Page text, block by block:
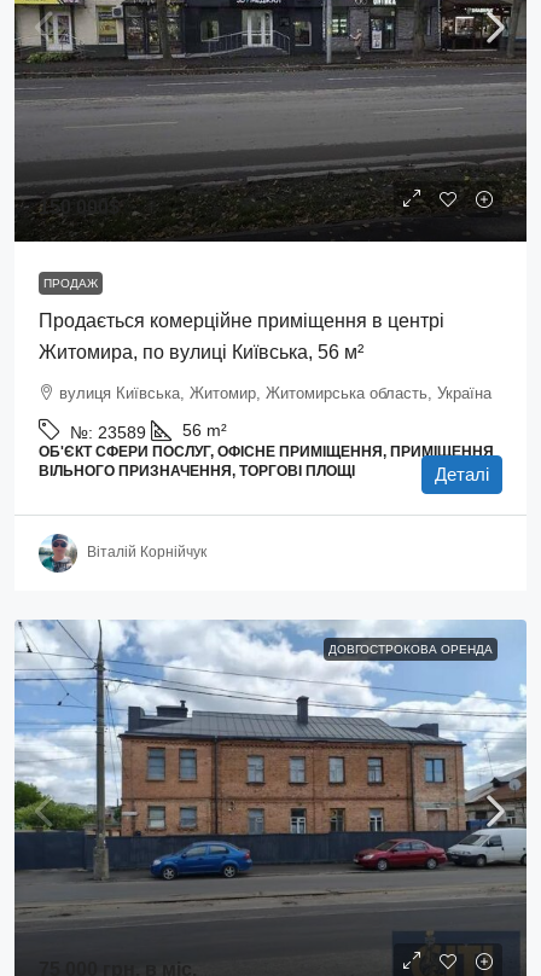
150 000$
ПРОДАЖ
Продається комерційне приміщення в центрі
Житомира, по вулиці Київська, 56 м²
вулиця Київська, Житомир, Житомирська область, Україна
№: 23589 56 m²
ОБ'ЄКТ СФЕРИ ПОСЛУГ, ОФІСНЕ ПРИМІЩЕННЯ, ПРИМІЩЕННЯ
ВІЛЬНОГО ПРИЗНАЧЕННЯ, ТОРГОВІ ПЛОЩІ
Деталі
Віталій Корнійчук
ДОВГОСТРОКОВА ОРЕНДА